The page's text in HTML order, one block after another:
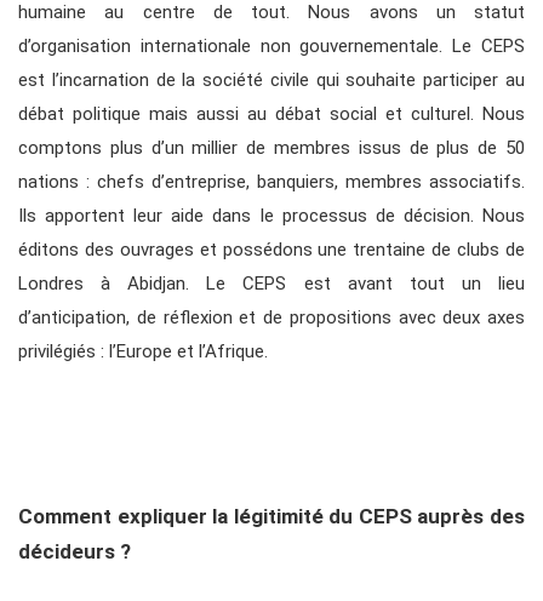
humaine au centre de tout. Nous avons un statut
d’organisation internationale non gouvernementale. Le CEPS
est l’incarnation de la société civile qui souhaite participer au
débat politique mais aussi au débat social et culturel. Nous
comptons plus d’un millier de membres issus de plus de 50
nations : chefs d’entreprise, banquiers, membres associatifs.
Ils apportent leur aide dans le processus de décision. Nous
éditons des ouvrages et possédons une trentaine de clubs de
Londres à Abidjan. Le CEPS est avant tout un lieu
d’anticipation, de réflexion et de propositions avec deux axes
privilégiés : l’Europe et l’Afrique.
Comment expliquer la légitimité du CEPS auprès des
décideurs ?